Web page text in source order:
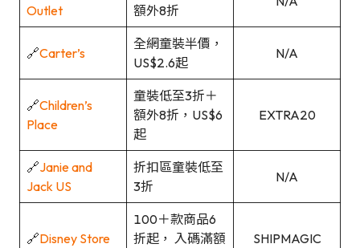
Outlet
額外8折
🔗Carter’s
全網童裝半價，
US$2.6起
N/A
🔗Children’s
Place
童裝低至3折＋
額外8折，US$6
起
EXTRA20
🔗Janie and
Jack US
折扣區童裝低至
3折
N/A
🔗Disney Store
100＋款商品6
折起， 入碼滿額
SHIPMAGIC